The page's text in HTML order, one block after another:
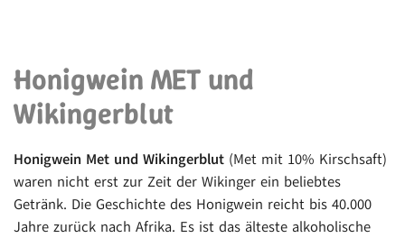
Honigwein MET und
Wikingerblut
Honigwein Met und Wikingerblut (Met mit 10% Kirschsaft)
waren nicht erst zur Zeit der Wikinger ein beliebtes
Getränk. Die Geschichte des Honigwein reicht bis 40.000
Jahre zurück nach Afrika. Es ist das älteste alkoholische